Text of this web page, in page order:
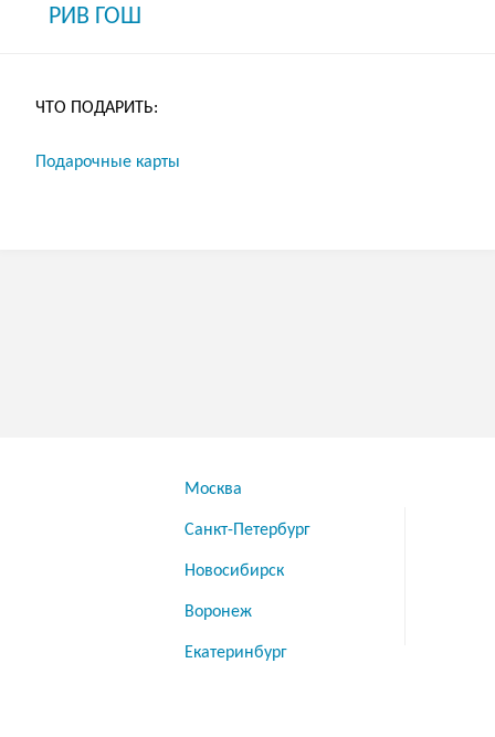
РИВ ГОШ
ЧТО ПОДАРИТЬ:
Подарочные карты
Москва
Санкт-Петербург
Новосибирск
Воронеж
Екатеринбург